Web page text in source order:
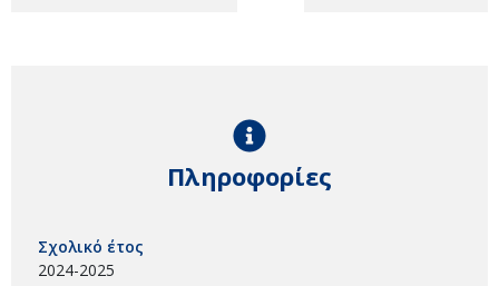
Πληροφορίες
Σχολικό έτος
2024-2025